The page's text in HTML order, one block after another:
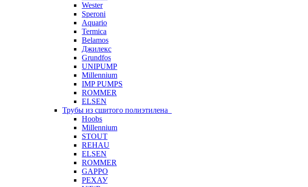
Wester
Speroni
Aquario
Termica
Belamos
Джилекс
Grundfos
UNIPUMP
Millennium
IMP PUMPS
ROMMER
ELSEN
Трубы из сшитого полиэтилена
Hoobs
Millennium
STOUT
REHAU
ELSEN
ROMMER
GAPPO
РЕХАУ